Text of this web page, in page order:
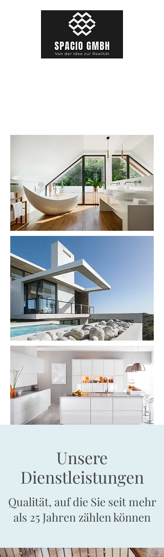
Unsere
Dienstleistungen
Qualität, auf die Sie seit mehr
als 25 Jahren zählen können